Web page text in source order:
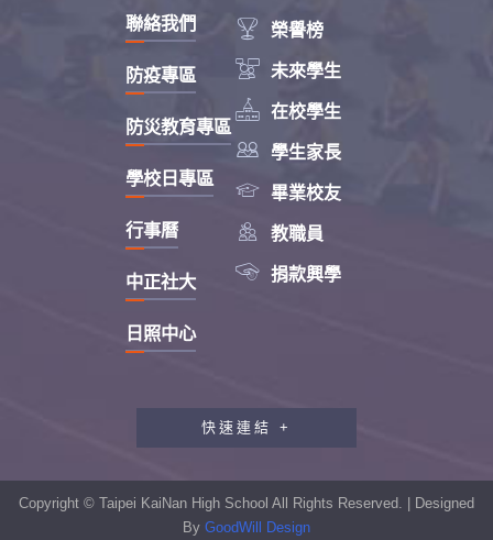
 榮譽榜
 未來學生
 在校學生
 學生家長
 畢業校友
 教職員
 捐款興學
聯絡我們
防疫專區
防災教育專區
學校日專區
行事曆
中正社大
日照中心
快速連結 +
教職員工研習專區
性別平等教育專區
Copyright © Taipei KaiNan High School All Rights Reserved. | Designed
By GoodWill Design